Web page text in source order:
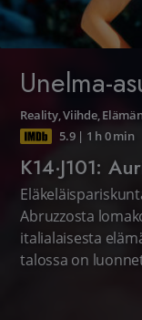
Unelma-
Reality,Viihde,
5.9| 1 h 0 min
K14·J101:
Abruzzosta
italialaisesta
talossa on